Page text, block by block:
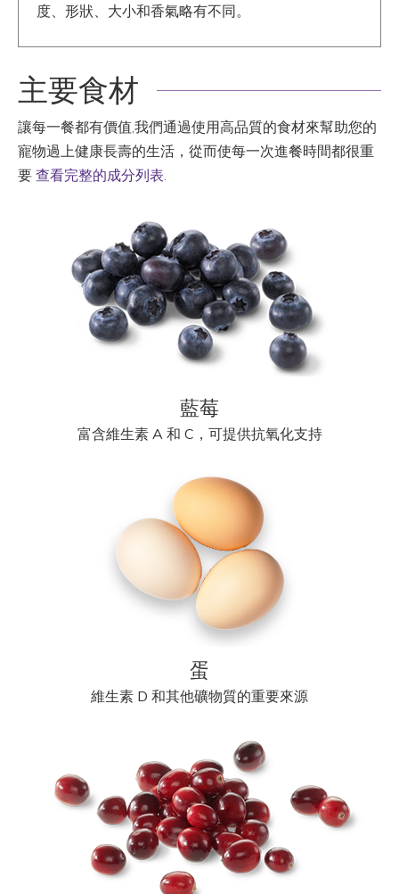
度、形狀、大小和香氣略有不同。
主要食材
讓每一餐都有價值,我們通過使用高品質的食材來幫助您的
寵物過上健康長壽的生活，從而使每一次進餐時間都很重
要 查看完整的成分列表.
藍莓
富含維生素 A 和 C，可提供抗氧化支持
蛋
維生素 D 和其他礦物質的重要來源